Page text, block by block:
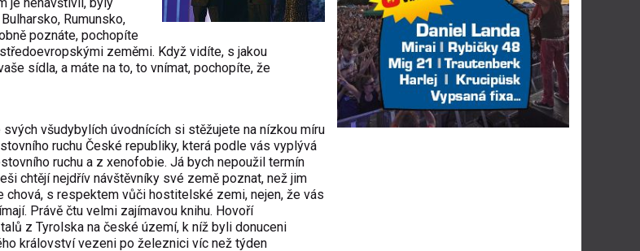
Rumunsko,
poznáte, pochopíte
zeměmi. Když vidíte, s jakou
sídla, a máte na to, to vnímat, pochopíte, že
všudybylích úvodnících si stěžujete na nízkou míru
ruchu České republiky, která podle vás vyplývá
ruchu a z xenofobie. Já bych nepoužil termín
chtějí nejdřív návštěvníky své země poznat, než jim
s respektem vůči hostitelské zemi, nejen, že vás
Právě čtu velmi zajímavou knihu. Hovoří
z Tyrolska na české území, k níž byli donuceni
království vezeni po železnici víc než týden